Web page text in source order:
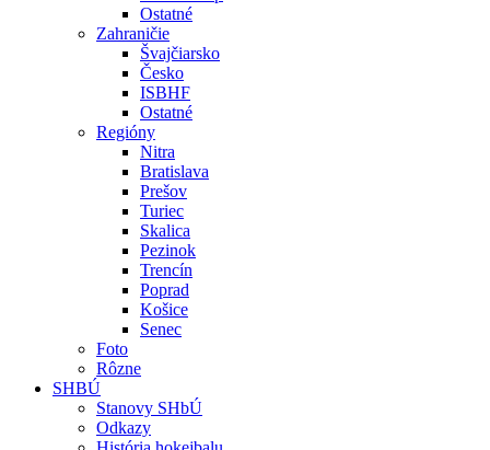
Ostatné
Zahraničie
Švajčiarsko
Česko
ISBHF
Ostatné
Regióny
Nitra
Bratislava
Prešov
Turiec
Skalica
Pezinok
Trencín
Poprad
Košice
Senec
Foto
Rôzne
SHBÚ
Stanovy SHbÚ
Odkazy